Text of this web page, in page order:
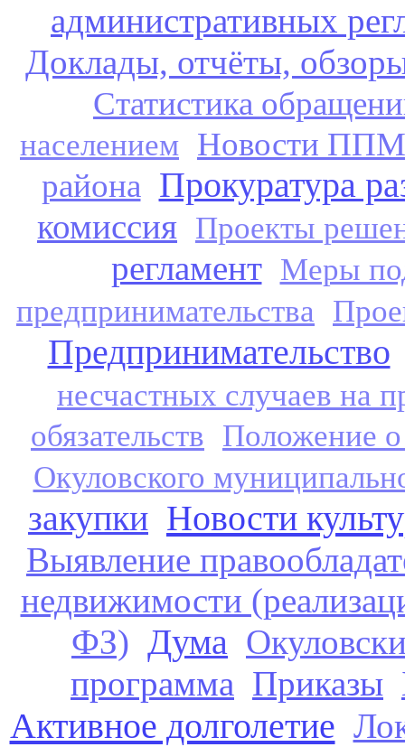
административных
Доклады, отчёты,
Статистика
населением Новости
района Прокуратура
комиссия Проекты
регламент Меры
предпринимательства
Предпринимательство
несчастных случаев на
обязательств Положение о
Окуловского
закупки Новости
Выявление
недвижимости
ФЗ) Дума
программа Приказы
Активное долголетие